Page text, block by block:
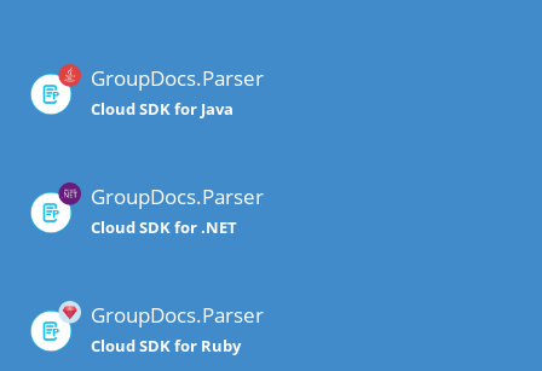
GroupDocs.Parser
Cloud SDK for Java
GroupDocs.Parser
Cloud SDK for .NET
GroupDocs.Parser
Cloud SDK for Ruby